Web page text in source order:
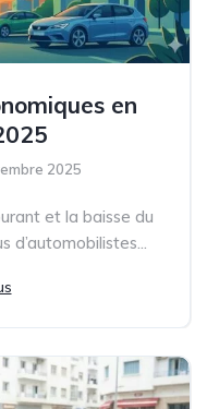
en
2025
et la baisse du
d’automobilistes...